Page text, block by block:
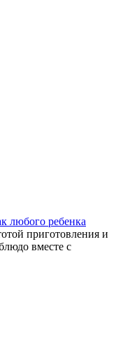
любого ребенка
приготовления и
вместе с